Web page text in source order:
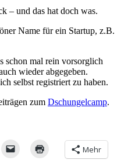
– und das hat doch was.
Name für ein Startup, z.B.
schon mal rein vorsorglich
wieder abgegeben.
selbst registriert zu haben.
zum Dschungelcamp.
Mehr